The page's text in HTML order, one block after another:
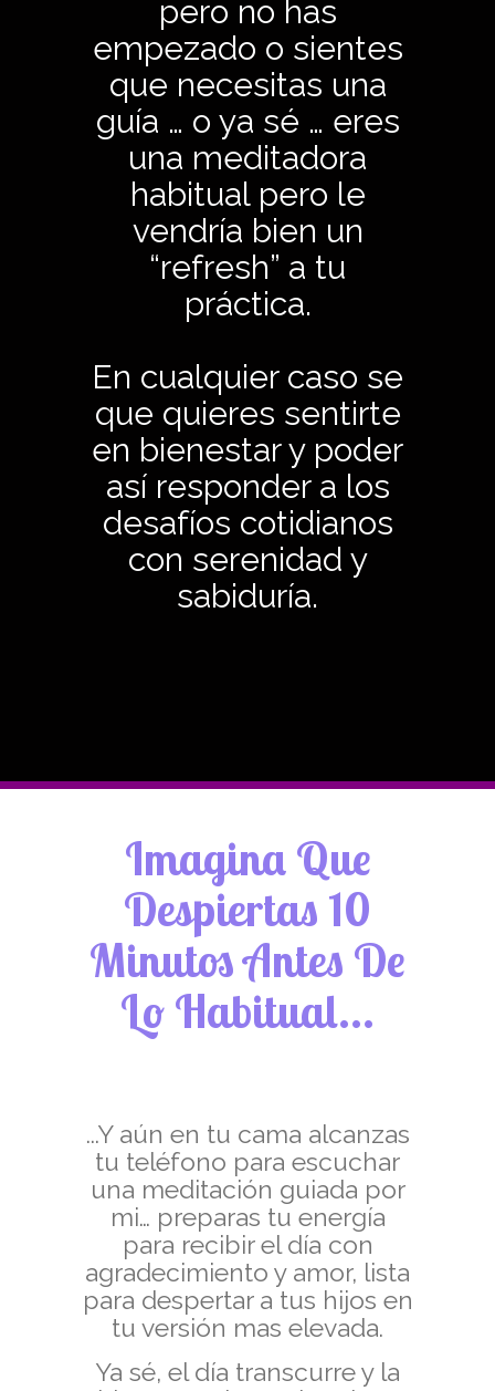
pero no has
empezado o sientes
que necesitas una
guía … o ya sé … eres
una meditadora
habitual pero le
vendría bien un
“refresh” a tu
práctica.
En cualquier caso se
que quieres sentirte
en bienestar y poder
así responder a los
desafíos cotidianos
con serenidad y
sabiduría.
Imagina Que
Despiertas 10
Minutos Antes De
Lo Habitual...
...Y aún en tu cama alcanzas
tu teléfono para escuchar
una meditación guiada por
mi… preparas tu energía
para recibir el día con
agradecimiento y amor, lista
para despertar a tus hijos en
tu versión mas elevada.
Ya sé, el día transcurre y la